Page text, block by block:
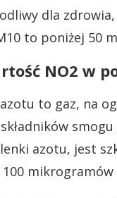
dla
to poniżej 50
NO2 w
to gaz, na
azotu, jest
mikrogramów